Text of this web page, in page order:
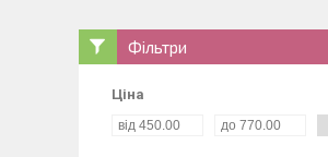
Фільтри
Ціна